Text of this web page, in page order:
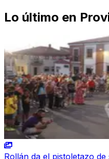
Lo último en
Rollán da el pistoletazo